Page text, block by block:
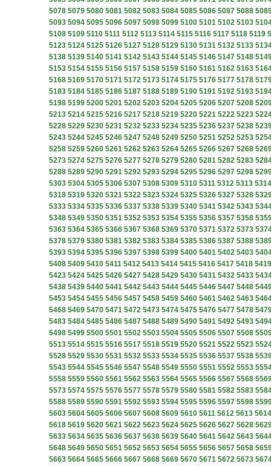
5078 5079 5080 5081 5082 5083 5084 5085 5086 5087 5088
5093 5094 5095 5096 5097 5098 5099 5100 5101 5102 5103
5108 5109 5110 5111 5112 5113 5114 5115 5116 5117 5118 5119
5123 5124 5125 5126 5127 5128 5129 5130 5131 5132 5133
5138 5139 5140 5141 5142 5143 5144 5145 5146 5147 5148
5153 5154 5155 5156 5157 5158 5159 5160 5161 5162 5163
5168 5169 5170 5171 5172 5173 5174 5175 5176 5177 5178
5183 5184 5185 5186 5187 5188 5189 5190 5191 5192 5193
5198 5199 5200 5201 5202 5203 5204 5205 5206 5207 5208
5213 5214 5215 5216 5217 5218 5219 5220 5221 5222 5223
5228 5229 5230 5231 5232 5233 5234 5235 5236 5237 5238
5243 5244 5245 5246 5247 5248 5249 5250 5251 5252 5253
5258 5259 5260 5261 5262 5263 5264 5265 5266 5267 5268
5273 5274 5275 5276 5277 5278 5279 5280 5281 5282 5283
5288 5289 5290 5291 5292 5293 5294 5295 5296 5297 5298
5303 5304 5305 5306 5307 5308 5309 5310 5311 5312 5313 5314
5318 5319 5320 5321 5322 5323 5324 5325 5326 5327 5328
5333 5334 5335 5336 5337 5338 5339 5340 5341 5342 5343
5348 5349 5350 5351 5352 5353 5354 5355 5356 5357 5358
5363 5364 5365 5366 5367 5368 5369 5370 5371 5372 5373
5378 5379 5380 5381 5382 5383 5384 5385 5386 5387 5388
5393 5394 5395 5396 5397 5398 5399 5400 5401 5402 5403
5408 5409 5410 5411 5412 5413 5414 5415 5416 5417 5418 5419
5423 5424 5425 5426 5427 5428 5429 5430 5431 5432 5433
5438 5439 5440 5441 5442 5443 5444 5445 5446 5447 5448
5453 5454 5455 5456 5457 5458 5459 5460 5461 5462 5463
5468 5469 5470 5471 5472 5473 5474 5475 5476 5477 5478
5483 5484 5485 5486 5487 5488 5489 5490 5491 5492 5493
5498 5499 5500 5501 5502 5503 5504 5505 5506 5507 5508
5513 5514 5515 5516 5517 5518 5519 5520 5521 5522 5523
5528 5529 5530 5531 5532 5533 5534 5535 5536 5537 5538
5543 5544 5545 5546 5547 5548 5549 5550 5551 5552 5553
5558 5559 5560 5561 5562 5563 5564 5565 5566 5567 5568
5573 5574 5575 5576 5577 5578 5579 5580 5581 5582 5583
5588 5589 5590 5591 5592 5593 5594 5595 5596 5597 5598
5603 5604 5605 5606 5607 5608 5609 5610 5611 5612 5613 5614
5618 5619 5620 5621 5622 5623 5624 5625 5626 5627 5628
5633 5634 5635 5636 5637 5638 5639 5640 5641 5642 5643
5648 5649 5650 5651 5652 5653 5654 5655 5656 5657 5658
5663 5664 5665 5666 5667 5668 5669 5670 5671 5672 5673